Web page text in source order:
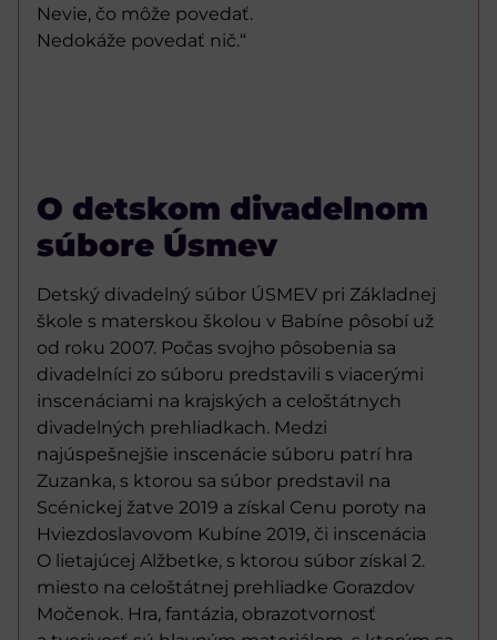
Nevie, čo môže povedať.
Nedokáže povedať nič.“
O detskom divadelnom
súbore Úsmev
Detský divadelný súbor ÚSMEV pri Základnej
škole s materskou školou v Babíne pôsobí už
od roku 2007. Počas svojho pôsobenia sa
divadelníci zo súboru predstavili s viacerými
inscenáciami na krajských a celoštátnych
divadelných prehliadkach. Medzi
najúspešnejšie inscenácie súboru patrí hra
Zuzanka, s ktorou sa súbor predstavil na
Scénickej žatve 2019 a získal Cenu poroty na
Hviezdoslavovom Kubíne 2019, či inscenácia
O lietajúcej Alžbetke, s ktorou súbor získal 2.
miesto na celoštátnej prehliadke Gorazdov
Močenok. Hra, fantázia, obrazotvornosť